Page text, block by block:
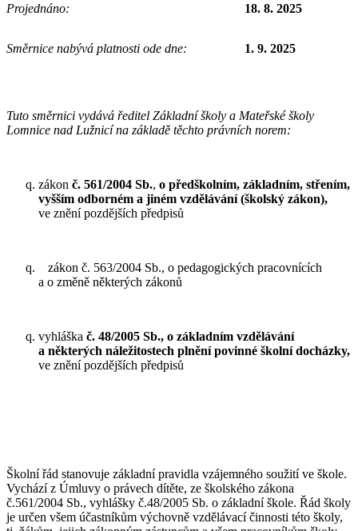
Projednáno: 18. 8. 2025
Směrnice nabývá platnosti ode dne: 1. 9. 2025
Tuto směrnici vydává ředitel Základní školy a Mateřské školy
Lomnice nad Lužnicí na základě těchto právních norem:
zákon č. 561/2004 Sb., o předškolním, základním, střením,
vyšším odborném a jiném vzdělávání (školský zákon),
ve znění pozdějších předpisů
zákon č. 563/2004 Sb., o pedagogických pracovnících
a o změně některých zákonů
vyhláška č. 48/2005 Sb., o základním vzdělávání
a některých náležitostech plnění povinné školní docházky,
ve znění pozdějších předpisů
Školní řád stanovuje základní pravidla vzájemného soužití ve škole.
Vychází z Úmluvy o právech dítěte, ze školského zákona
č.561/2004 Sb., vyhlášky č.48/2005 Sb. o základní škole. Řád školy
je určen všem účastníkům výchovně vzdělávací činnosti této školy,